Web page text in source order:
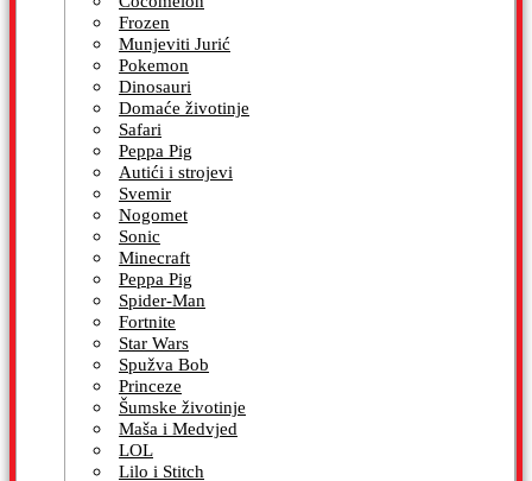
Frozen
Munjeviti Jurić
Pokemon
Dinosauri
Domaće životinje
Safari
Peppa Pig
Autići i strojevi
Svemir
Nogomet
Sonic
Minecraft
Peppa Pig
Spider-Man
Fortnite
Star Wars
Spužva Bob
Princeze
Šumske životinje
Maša i Medvjed
LOL
Lilo i Stitch